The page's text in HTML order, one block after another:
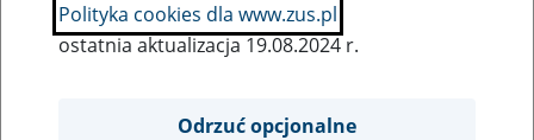
Polityka cookies dla www.zus.pl
ostatnia aktualizacja 19.08.2024 r.
Odrzuć opcjonalne